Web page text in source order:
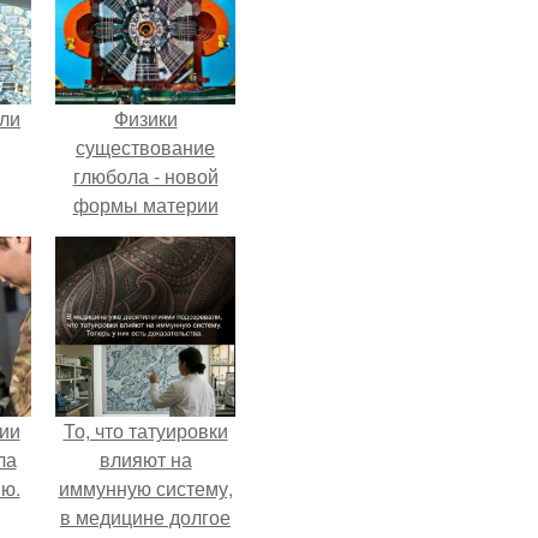
Физики
существование
глюбола - новой
формы материи
подтвердили.
То, что татуировки
влияют на
иммунную систему,
в медицине долгое